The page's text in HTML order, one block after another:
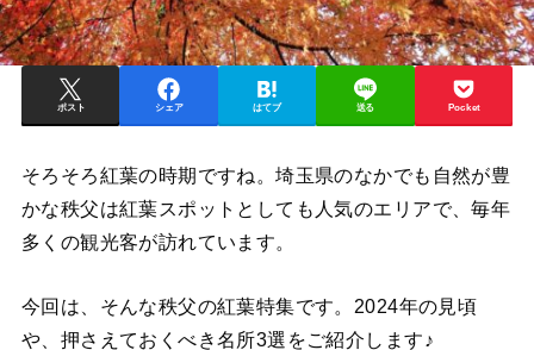
ポスト シェア はてブ 送る Pocket
そろそろ紅葉の時期ですね。埼玉県のなかでも自然が豊
かな秩父は紅葉スポットとしても人気のエリアで、毎年
多くの観光客が訪れています。
今回は、そんな秩父の紅葉特集です。2024年の見頃
や、押さえておくべき名所3選をご紹介します♪